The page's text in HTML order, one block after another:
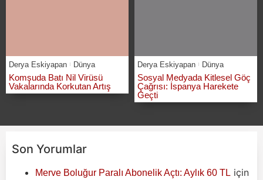
Derya Eskiyapan Dünya
Komşuda Batı Nil Virüsü
Vakalarında Korkutan Artış
Derya Eskiyapan Dünya
Sosyal Medyada Kitlesel Göç
Çağrısı: İspanya Harekete
Geçti
Son Yorumlar
Merve Boluğur Paralı Abonelik Açtı: Aylık 60 TL için